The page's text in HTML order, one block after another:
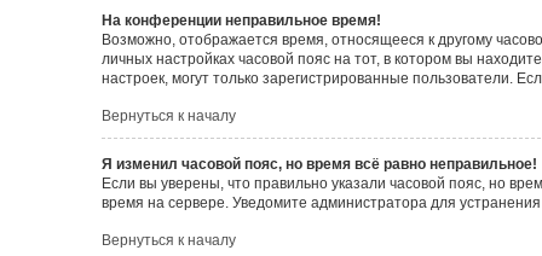
На конференции неправильное время!
Возможно, отображается время, относящееся к другому
личных настройках часовой пояс на тот, в котором вы
настроек, могут только зарегистрированные пользователи.
Вернуться к началу
Я изменил часовой пояс, но время всё равно неправильное!
Если вы уверены, что правильно указали часовой пояс, но
время на сервере. Уведомите администратора для
Вернуться к началу